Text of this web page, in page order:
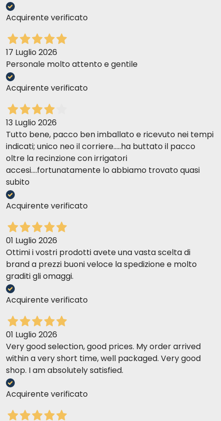
Acquirente verificato
17 Luglio 2026
Personale molto attento e gentile
Acquirente verificato
13 Luglio 2026
Tutto bene, pacco ben imballato e ricevuto nei tempi
indicati; unico neo il corriere.....ha buttato il pacco
oltre la recinzione con irrigatori
accesi....fortunatamente lo abbiamo trovato quasi
subito
Acquirente verificato
01 Luglio 2026
Ottimi i vostri prodotti avete una vasta scelta di
brand a prezzi buoni veloce la spedizione e molto
graditi gli omaggi.
Acquirente verificato
01 Luglio 2026
Very good selection, good prices. My order arrived
within a very short time, well packaged. Very good
shop. I am absolutely satisfied.
Acquirente verificato